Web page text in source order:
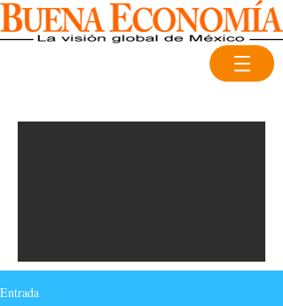
Entrada